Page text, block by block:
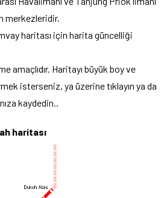
merkezleridir.
haritası için harita güncelliği
amaçlıdır. Haritayı büyük boy ve
isterseniz, ya üzerine tıklayın ya da
kaydedin..
haritası